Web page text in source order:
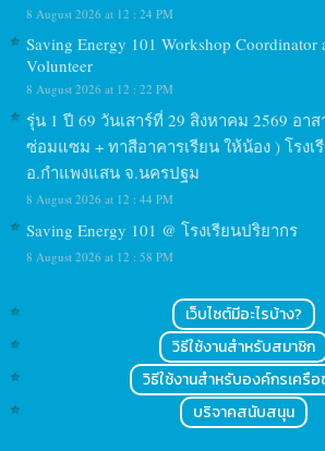
8 August 2026 at 12 : 24 PM
Saving Energy 101 Workshop Coordinator
Volunteer
8 August 2026 at 12 : 22 PM
รุ่น 1 ปี 69 วันเสาร์ที่ 29 สิงหาคม 2569 อ
ซ่อมแซม + ทาสีอาคารเรียน ให้น้อง ) โรงเ
อ.กำแพงแสน จ.นครปฐม
8 August 2026 at 12 : 44 PM
Saving Energy 101 @ โรงเรียนปริยากร
8 August 2026 at 12 : 58 PM
เว็บไซต์มีอะไรบ้าง?
วิธีใช้งานสำหรับสมาชิก
วิธีใช้งานสำหรับองค์กรเครือ
บริจาคสนับสนุน